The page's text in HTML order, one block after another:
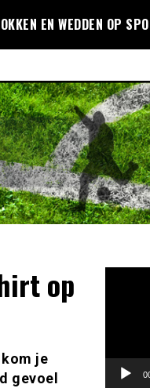
EN WEDDEN OP
op
je
gevoel